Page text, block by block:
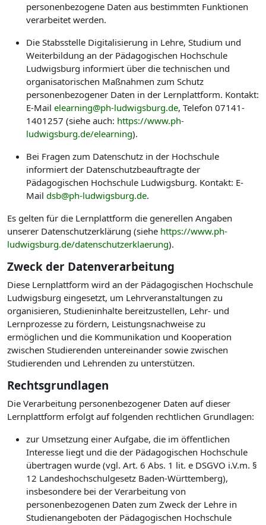
personenbezogene Daten aus bestimmten Funktionen
verarbeitet werden.
Die Stabsstelle Digitalisierung in Lehre, Studium und
Weiterbildung an der Pädagogischen Hochschule
Ludwigsburg informiert über die technischen und
organisatorischen Maßnahmen zum Schutz
personenbezogener Daten in der Lernplattform. Kontakt:
E-Mail elearning@ph-ludwigsburg.de, Telefon 07141-
1401257 (siehe auch: https://www.ph-
ludwigsburg.de/elearning).
Bei Fragen zum Datenschutz in der Hochschule
informiert der Datenschutzbeauftragte der
Pädagogischen Hochschule Ludwigsburg. Kontakt: E-
Mail dsb@ph-ludwigsburg.de.
Es gelten für die Lernplattform die generellen Angaben
unserer Datenschutzerklärung (siehe https://www.ph-
ludwigsburg.de/datenschutzerklaerung).
Zweck der Datenverarbeitung
Diese Lernplattform wird an der Pädagogischen Hochschule
Ludwigsburg eingesetzt, um Lehrveranstaltungen zu
organisieren, Studieninhalte bereitzustellen, Lehr- und
Lernprozesse zu fördern, Leistungsnachweise zu
ermöglichen und die Kommunikation und Kooperation
zwischen Studierenden untereinander sowie zwischen
Studierenden und Lehrenden zu unterstützen.
Rechtsgrundlagen
Die Verarbeitung personenbezogener Daten auf dieser
Lernplattform erfolgt auf folgenden rechtlichen Grundlagen:
zur Umsetzung einer Aufgabe, die im öffentlichen
Interesse liegt und die der Pädagogischen Hochschule
übertragen wurde (vgl. Art. 6 Abs. 1 lit. e DSGVO i.V.m. §
12 Landeshochschulgesetz Baden-Württemberg),
insbesondere bei der Verarbeitung von
personenbezogenen Daten zum Zweck der Lehre in
Studienangeboten der Pädagogischen Hochschule